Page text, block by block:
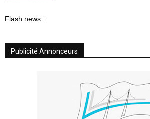
Flash news :
Publicité Annonceurs